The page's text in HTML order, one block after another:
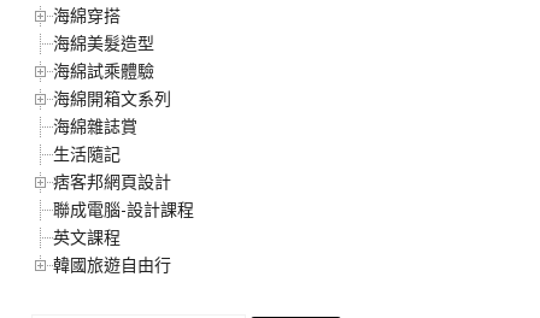
海綿穿搭
海綿美髮造型
海綿試乘體驗
海綿開箱文系列
海綿雜誌賞
生活隨記
痞客邦網頁設計
聯成電腦-設計課程
英文課程
韓國旅遊自由行